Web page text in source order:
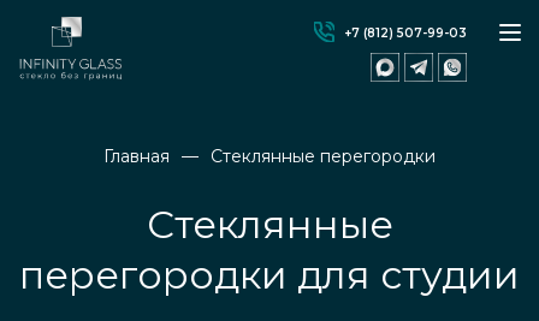
+7 (812) 507-99-03
Главная Стеклянные перегородки
Стеклянные
перегородки для студии